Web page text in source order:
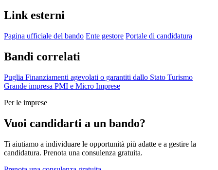
Link esterni
Pagina ufficiale del bando Ente gestore Portale di candidatura
Bandi correlati
Puglia Finanziamenti agevolati o garantiti dallo Stato Turismo
Grande impresa PMI e Micro Imprese
Per le imprese
Vuoi candidarti a un bando?
Ti aiutiamo a individuare le opportunità più adatte e a gestire la
candidatura. Prenota una consulenza gratuita.